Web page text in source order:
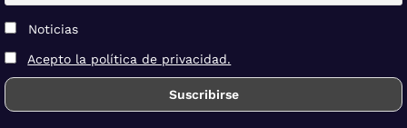
Noticias
Acepto la política de privacidad.